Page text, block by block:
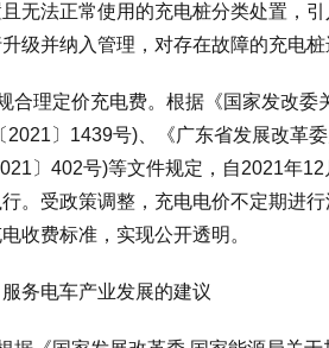
无法正常使用的充电桩分类处置，引
级并纳入管理，对存在故障的充电桩
理定价充电费。根据《国家发改委
〕1439号)、《广东省发展改革
〕402号)等文件规定，自2021年
。受政策调整，充电电价不定期进
收费标准，实现公开透明。
务电车产业发展的建议